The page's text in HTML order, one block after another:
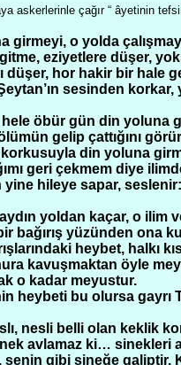
askerlerinle çağır “ âyetinin
girmeyi, o yolda
eziyetlere düşer,
düşer, hor hakir bir hale
sesinden
hele öbür gün din
gelip çattığını
din yoluna
geri çekmem diye
yine hileye sapar,
yoldan kaçar, o ilim
bağırış yüzünden ona
heybet, halkı
kavuşmaktan öyle
o kadar meyustur.
heybeti bu olursa gayrı
nesli belli olan keklik
avlamaz ki… sinekleri
senin gibi sineğe galiptir.